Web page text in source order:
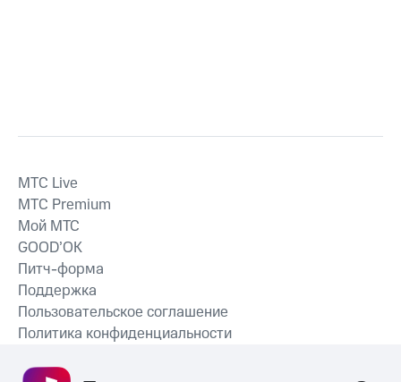
MTС Live
MTС Premium
Мой МТС
GOOD’OK
Питч-форма
Поддержка
Пользовательское соглашение
Политика конфиденциальности